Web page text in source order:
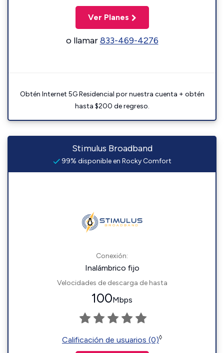
Ver Planes
o llamar833-469-4276
Obtén Internet 5G Residencial por nuestra cuenta + obtén
hasta $200 de regreso.
Stimulus Broadband
99% disponible en Rocky Comfort
Conexión:
Inalámbrico fijo
Velocidades de descarga de hasta
100Mbps
Calificación de usuarios (0)◊